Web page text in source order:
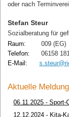
oder nach
Stefan Steur
Sozialberatung für
Raum:
009 (EG)
Telefon:
06158
E-Mail:
Aktuelle
06.11.2025 - Sport-
12.12.2024 - Kita-